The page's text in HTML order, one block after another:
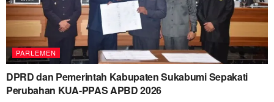
PARLEMEN
DPRD dan Pemerintah Kabupaten Sukabumi Sepakati
Perubahan KUA-PPAS APBD 2026